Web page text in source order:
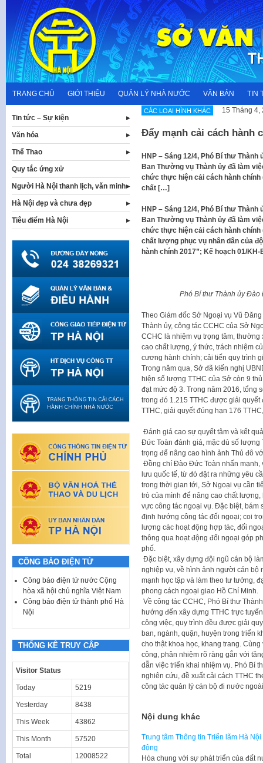
content
TRANG CHỦ GIỚI THIỆU QUẢN LÝ NHÀ NƯỚC VĂN BẢN TIN
CÁC LOẠI HÌNH KHÁC 15 Tháng 4,
Đẩy mạnh cải cách hành
HNP – Sáng 12/4, Phó Bí thư
Ban Thường vụ Thành ủy đã làm
chức thực hiện cải cách hành chính
chất […]
HNP – Sáng 12/4, Phó Bí thư
Ban Thường vụ Thành ủy đã làm
chức thực hiện cải cách hành chính
chất lượng phục vụ nhân dân của
hành chính 2017”; Kế hoạch 01/
Phó Bí thư Thành ủy Đào
Theo Giám đốc Sở Ngoại vụ Vũ
Thành ủy, công tác CCHC của Sở
CCHC là nhiệm vụ trọng tâm,
cao chất lượng, ý thức, trách nhiệm
cương hành chính; cải tiến quy trình
Trong năm qua, Sở đã kiến nghị
hiện số lượng TTHC của Sở còn 9
đạt mức độ 3. Trong năm 2016, tổng
trong đó 1.215 TTHC được giải
TTHC, giải quyết đúng hạn 176
Đánh giá cao sự quyết tâm và kết
Đức Toàn đánh giá, mặc dù số
trọng để nâng cao hình ảnh Thủ đô
Đồng chí Đào Đức Toàn nhấn mạnh,
lưu quốc tế, từ đó đặt ra những yêu
trong thời gian tới, Sở Ngoại vụ cần
trò của mình để nâng cao chất
vực công tác ngoại vụ. Đặc biệt, bám
định hướng công tác đối ngoại; coi
lượng các hoạt động hợp tác, đối
thông qua hoạt động đối ngoại góp
phố.
Đặc biệt, xây dựng đội ngũ cán bộ
nghiệp vụ, về hình ảnh người cán bộ
mạnh học tập và làm theo tư tưởng,
phong cách ngoại giao Hồ Chí Minh.
Về công tác CCHC, Phó Bí thư
hướng đến xây dựng TTHC trực
công việc, quy trình đều được giải
ban, ngành, quận, huyện trong triển
cho thật khoa học, khang trang.
công, phân nhiệm rõ ràng gắn với
dẫn việc triển khai nhiệm vụ. Phó Bí
nghiên cứu, đề xuất cải cách TTHC
công tác quản lý cán bộ đi nước
Nội dung khác
Trung tâm Thông tin Triển lãm Hà
động
Hòa chung với sự phát triển của đất
Tin tức – Sự kiện
Văn hóa
Thể Thao
Quy tắc ứng xử
Người Hà Nội thanh lịch, văn minh
Hà Nội đẹp và chưa đẹp
Tiêu điểm Hà Nội
CÔNG BÁO ĐIỆN TỬ
Công báo điện tử nước Cộng
hòa xã hội chủ nghĩa Việt Nam
Công báo điện tử thành phố Hà
Nội
THỐNG KÊ TRUY CẬP
Visitor Status
Today 5219
Yesterday 8438
This Week 43862
This Month 57520
Total 12008522